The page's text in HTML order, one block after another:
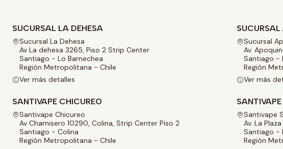
SUCURSAL LA DEHESA
Sucursal La Dehesa
Av La dehesa 3265, Piso 2 Strip Center
Santiago - Lo Barnechea
Región Metropolitana - Chile
Ver más detalles
Sucursal
Av.
Santiago -
Región
Ver más
SANTIVAPE CHICUREO
Santivape Chicureo
Av Chamisero 10290, Colina, Strip Center Piso 2
Santiago - Colina
Región Metropolitana - Chile
Santivape
Av. La
Santiago -
Región